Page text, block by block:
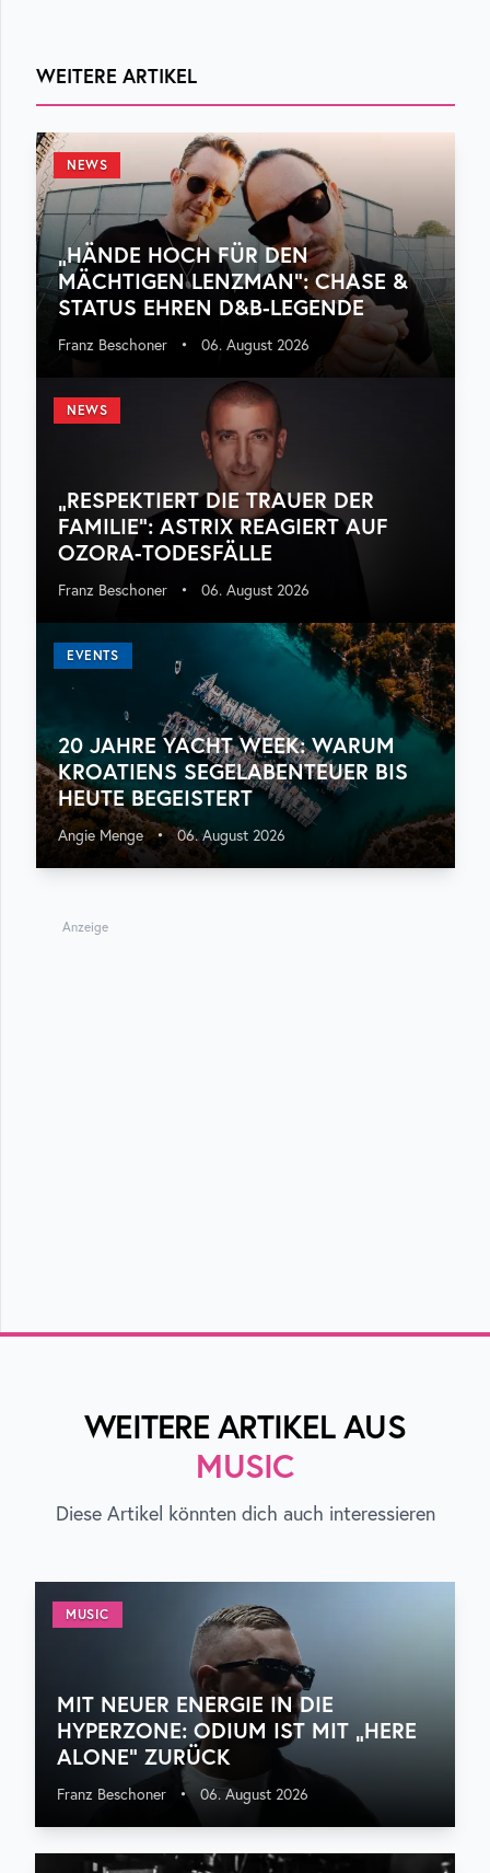
WEITERE ARTIKEL
NEWS
„HÄNDE HOCH FÜR DEN
MÄCHTIGEN LENZMAN“: CHASE &
STATUS EHREN D&B-LEGENDE
Franz Beschoner • 06. August 2026
NEWS
„RESPEKTIERT DIE TRAUER DER
FAMILIE“: ASTRIX REAGIERT AUF
OZORA-TODESFÄLLE
Franz Beschoner • 06. August 2026
EVENTS
20 JAHRE YACHT WEEK: WARUM
KROATIENS SEGELABENTEUER BIS
HEUTE BEGEISTERT
Angie Menge • 06. August 2026
Anzeige
WEITERE ARTIKEL AUS
MUSIC
Diese Artikel könnten dich auch interessieren
MUSIC
MIT NEUER ENERGIE IN DIE
HYPERZONE: ODIUM IST MIT „HERE
ALONE“ ZURÜCK
Franz Beschoner • 06. August 2026